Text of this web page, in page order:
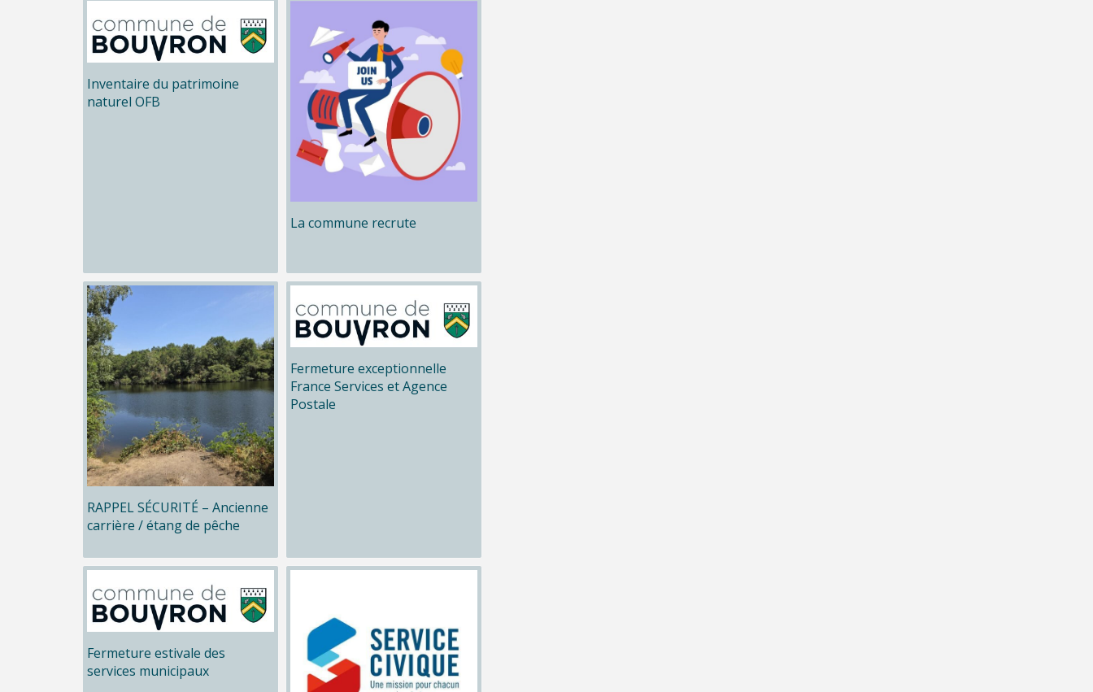
Inventaire du patrimoine
naturel OFB
La commune recrute
RAPPEL SÉCURITÉ – Ancienne
carrière / étang de pêche
Fermeture exceptionnelle
France Services et Agence
Postale
Fermeture estivale des
services municipaux